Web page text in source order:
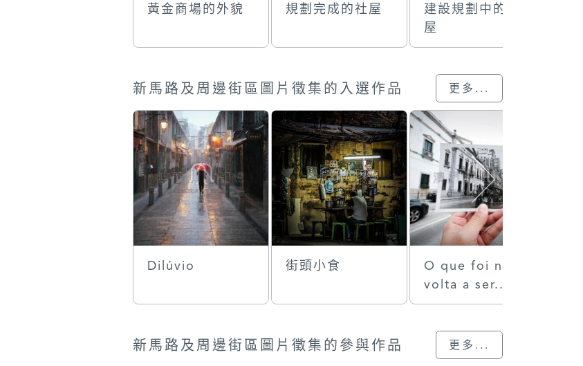
黃金商場的外貌 規劃完成的社屋
建設規劃中的社
屋
新馬路及周邊街區圖片徵集的入選作品 更多...
Dilúvio 街頭小食
O que foi não
volta a ser...
新馬路及周邊街區圖片徵集的參與作品 更多...